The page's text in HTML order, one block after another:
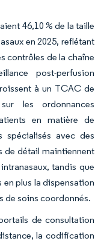
46,10 % de la taille
en 2025, reflétant
contrôles de la chaîne
post-perfusion
à un TCAC de
les ordonnances
en matière de
spécialisés avec des
de détail maintiennent
tandis que
plus la dispensation
de soins coordonnés.
de consultation
la codification